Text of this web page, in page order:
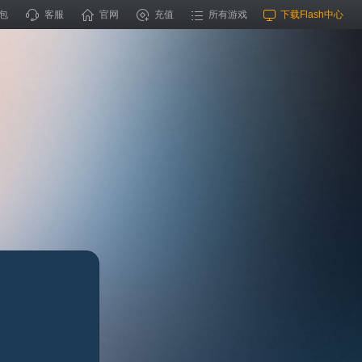
下载Flash中心
所有游戏
充值
官网
客服